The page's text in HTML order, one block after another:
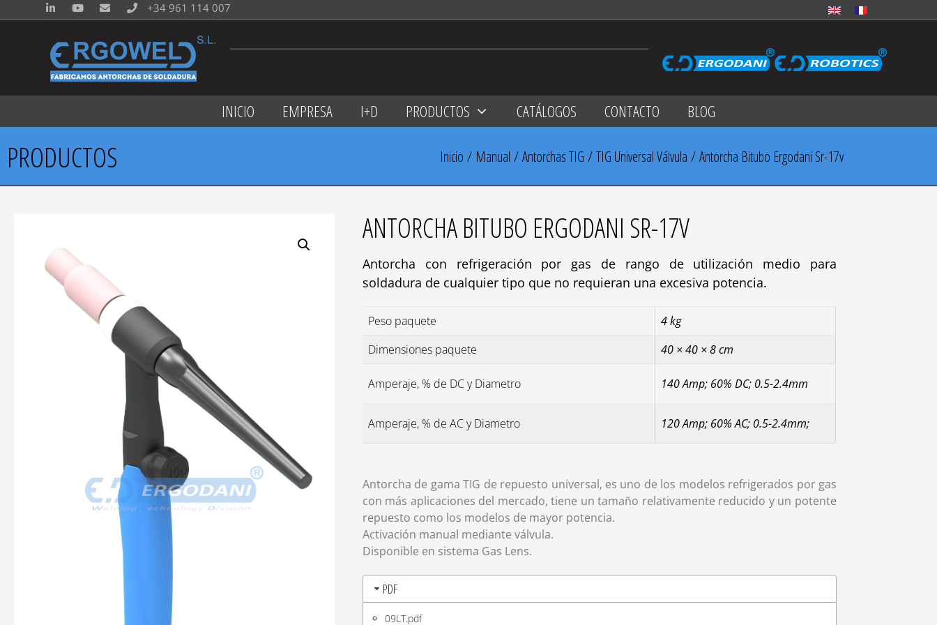
+34 961 114 007
INICIO EMPRESA I+D PRODUCTOS CATÁLOGOS CONTACTO BLOG
PRODUCTOS Inicio / Manual /Antorchas TIG /TIG Universal Válvula / Antorcha Bitubo Ergodani Sr-17v
ANTORCHA BITUBO ERGODANI SR-17V
Antorcha con refrigeración por gas de rango de utilización medio para
soldadura de cualquier tipo que no requieran una excesiva potencia.
Peso paquete
4 kg
Dimensiones paquete
40 × 40 × 8 cm
Amperaje, % de DC y Diametro 140 Amp; 60% DC; 0.5-2.4mm
Amperaje, % de AC y Diametro 120 Amp; 60% AC; 0.5-2.4mm;
Antorcha de gama TIG de repuesto universal, es uno de los modelos refrigerados por gas
con más aplicaciones del mercado, tiene un tamaño relativamente reducido y un potente
repuesto como los modelos de mayor potencia.
Activación manual mediante válvula.
Disponible en sistema Gas Lens.
PDF
09LT.pdf